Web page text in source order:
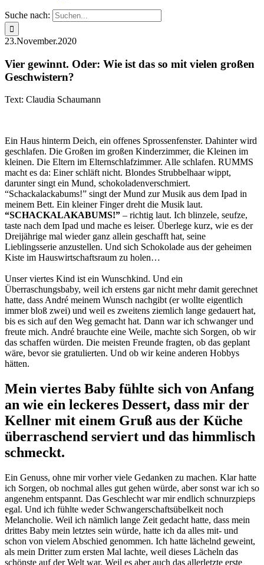
Suche nach:
23.November.2020
Vier gewinnt. Oder: Wie ist das so mit vielen großen
Geschwistern?
Text: Claudia Schaumann
Ein Haus hinterm Deich, ein offenes Sprossenfenster. Dahinter wird
geschlafen. Die Großen im großen Kinderzimmer, die Kleinen im
kleinen. Die Eltern im Elternschlafzimmer. Alle schlafen. RUMMS
macht es da: Einer schläft nicht. Blondes Strubbelhaar wippt,
darunter singt ein Mund, schokoladenverschmiert.
“Schackalackabums!” singt der Mund zur Musik aus dem Ipad in
meinem Bett. Ein kleiner Finger dreht die Musik laut.
“SCHACKALAKABUMS!” – richtig laut. Ich blinzele, seufze,
taste nach dem Ipad und mache es leiser. Überlege kurz, wie es der
Dreijährige mal wieder ganz allein geschafft hat, seine
Lieblingsserie anzustellen. Und sich Schokolade aus der geheimen
Kiste im Hauswirtschaftsraum zu holen…
Unser viertes Kind ist ein Wunschkind. Und ein
Überraschungsbaby, weil ich erstens gar nicht mehr damit gerechnet
hatte, dass André meinem Wunsch nachgibt (er wollte eigentlich
immer bloß zwei) und weil es zweitens ziemlich lange gedauert hat,
bis es sich auf den Weg gemacht hat. Dann war ich schwanger und
freute mich. André brauchte eine Weile, machte sich Sorgen, ob wir
das schaffen würden. Die meisten Freunde fragten, ob das geplant
wäre, bevor sie gratulierten. Und ob wir keine anderen Hobbys
hätten.
Mein viertes Baby fühlte sich von Anfang
an wie ein leckeres Dessert, dass mir der
Kellner mit einem Gruß aus der Küche
überraschend serviert und das himmlisch
schmeckt.
Ein Genuss, ohne mir vorher viele Gedanken zu machen. Klar hatte
ich Sorgen, ob nochmal alles gut gehen würde, aber sonst war ich so
angenehm entspannt. Das Geschlecht war mir endlich schnurzpieps
egal. Und ich fühlte weder Schwangerschaftsübelkeit noch
Melancholie. Weil ich nämlich lange Zeit gedacht hatte, dass mein
drittes Baby mein letztes sein würde, hatte ich da alles mit- und
schon von vielem Abschied genommen. Ich hatte lächelnd geweint,
als mein Dritter zum ersten Mal lachte, weil dieses Lächeln das
schönste auf der Welt war. Weil es aber auch das allerletzte erste